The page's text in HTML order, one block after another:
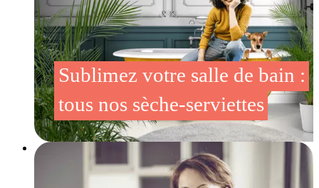
Sublimez votre salle de bain :
tous nos sèche-serviettes